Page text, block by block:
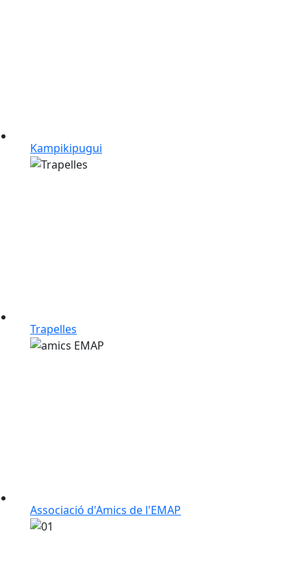
Kampikipugui
Trapelles
Associació d'Amics de l'EMAP